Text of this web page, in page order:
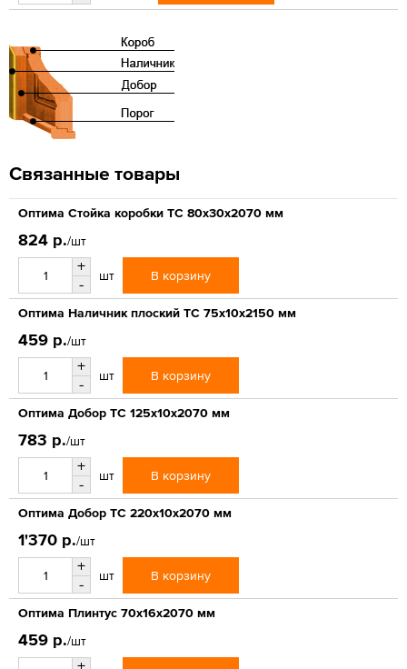
Связанные товары
Оптима Стойка коробки ТС 80х30х2070 мм
824 р./шт
+
-
шт В корзину
Оптима Наличник плоский ТС 75х10х2150 мм
459 р./шт
+
-
шт В корзину
Оптима Добор ТС 125х10х2070 мм
783 р./шт
+
-
шт В корзину
Оптима Добор ТС 220х10х2070 мм
1'370 р./шт
+
-
шт В корзину
Оптима Плинтус 70х16х2070 мм
459 р./шт